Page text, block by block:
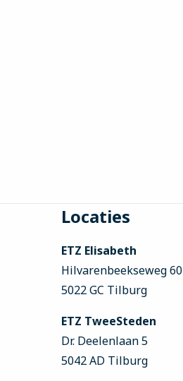
footer
Locaties
ETZ Elisabeth
Hilvarenbeekseweg 60
5022 GC Tilburg
ETZ TweeSteden
Dr. Deelenlaan 5
5042 AD Tilburg